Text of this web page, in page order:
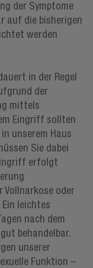
der Symptome
auf die bisherigen
werden
in der Regel
der
mittels
Eingriff sollten
unserem Haus
Sie dabei
erfolgt
Vollnarkose oder
leichtes
nach dem
behandelbar.
unserer
Funktion –